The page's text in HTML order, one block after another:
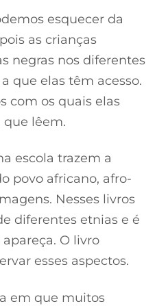
esquecer da
as crianças
negras nos diferentes
que elas têm acesso.
com os quais elas
lêem.
escola trazem a
povo africano, afro-
Nesses livros
diferentes etnias e é
O livro
esses aspectos.
em que muitos